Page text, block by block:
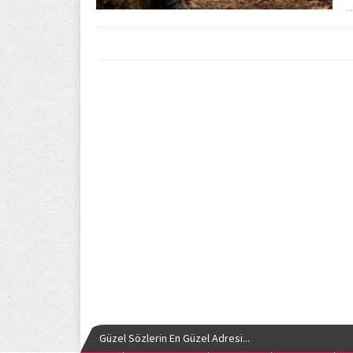
Güzel Sözlerin En Güzel Adresi...